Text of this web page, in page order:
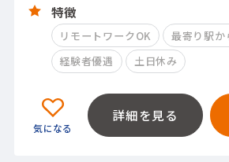
特徴
リモートワークOK
最寄り駅か
経験者優遇
土日休み
詳細を見る